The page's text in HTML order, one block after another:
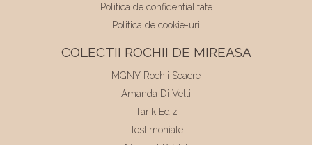
Politica de confidentialitate
Politica de cookie-uri
COLECTII ROCHII DE MIREASA
MGNY Rochii Soacre
Amanda Di Velli
Tarik Ediz
Testimoniale